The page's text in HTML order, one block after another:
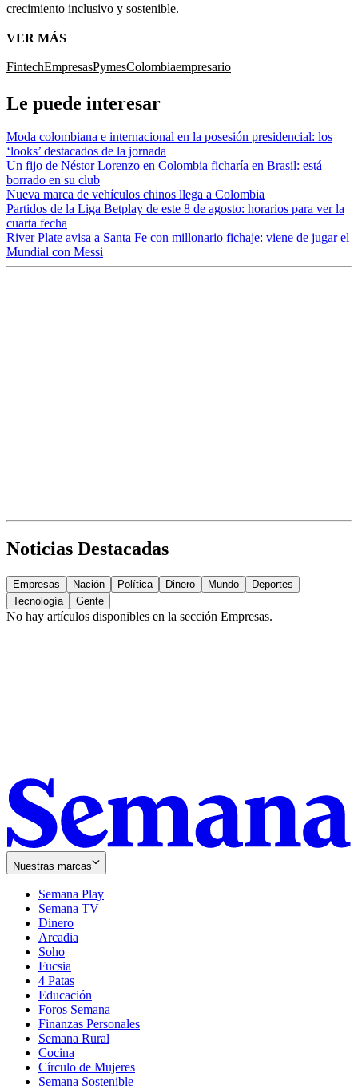
crecimiento inclusivo y sostenible.
VER MÁS
FintechEmpresasPymesColombiaempresario
Le puede interesar
Moda colombiana e internacional en la posesión presidencial: los
‘looks’ destacados de la jornada
Un fijo de Néstor Lorenzo en Colombia ficharía en Brasil: está
borrado en su club
Nueva marca de vehículos chinos llega a Colombia
Partidos de la Liga Betplay de este 8 de agosto: horarios para ver la
cuarta fecha
River Plate avisa a Santa Fe con millonario fichaje: viene de jugar el
Mundial con Messi
Noticias Destacadas
Empresas Nación Política Dinero Mundo
Deportes
Tecnología
Gente
No hay artículos disponibles en la sección Empresas.
Nuestras marcas
Semana Play
Semana TV
Dinero
Arcadia
Soho
in
new
window
Fucsia
in
new
window
4 Patas
Educación
Foros Semana
Finanzas Personales
Semana Rural
Cocina
Círculo de Mujeres
Semana Sostenible